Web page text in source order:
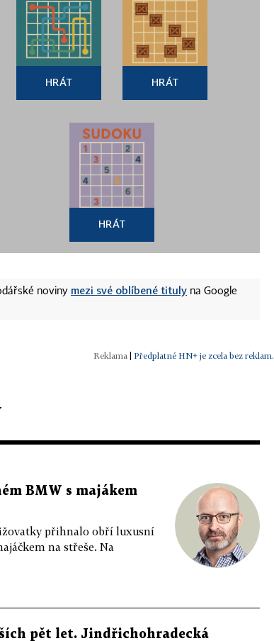
HRÁT HRÁT
HRÁT
noviny mezi své oblíbené tituly na Google
| Předplatné HN+ je zcela bez reklam.
BMW s majákem
přihnalo obří luxusní
na střeše. Na
pět let. Jindřichohradecká